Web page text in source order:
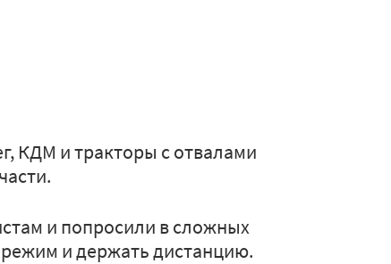
КДМ и тракторы с отвалами
и попросили в сложных
и держать дистанцию.